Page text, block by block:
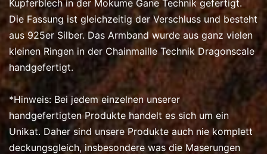
Kupferblech in der Mokume Gane Technik gefertigt.
Die Fassung ist gleichzeitig der Verschluss und besteht
aus 925er Silber. Das Armband wurde aus ganz vielen
kleinen Ringen in der Chainmaille Technik Dragonscale
handgefertigt.
*Hinweis: Bei jedem einzelnen unserer
handgefertigten Produkte handelt es sich um ein
Unikat. Daher sind unsere Produkte auch nie komplett
deckungsgleich, insbesondere was die Maserungen